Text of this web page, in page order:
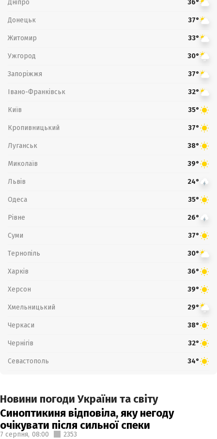
Дніпро 36°
Донецьк 37°
Житомир 33°
Ужгород 30°
Запоріжжя 37°
Івано-Франківськ 32°
Київ 35°
Кропивницький 37°
Луганськ 38°
Миколаїв 39°
Львів 24°
Одеса 35°
Рівне 26°
Суми 37°
Тернопіль 30°
Харків 36°
Херсон 39°
Хмельницький 29°
Черкаси 38°
Чернігів 32°
Севастополь 34°
Новини погоди України та світу
Синоптикиня відповіла, яку негоду
очікувати після сильної спеки
7 серпня, 08:00 2353